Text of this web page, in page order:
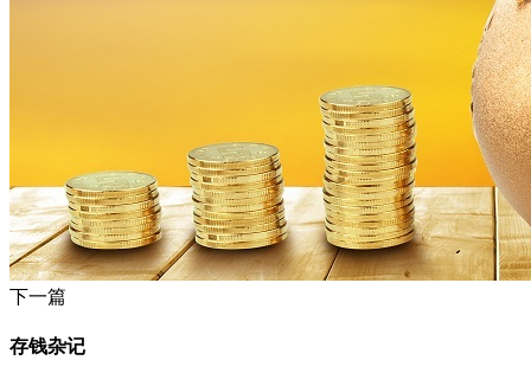
下一篇
存钱杂记